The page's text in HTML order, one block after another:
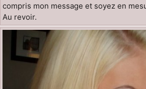
compris mon message et soyez en
Au revoir.